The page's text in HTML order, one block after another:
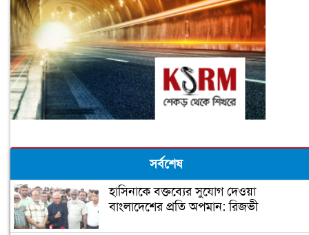
সর্বশেষ
হাসিনাকে বক্তব্যের সুযোগ দেওয়া
বাংলাদেশের প্রতি অপমান: রিজভী